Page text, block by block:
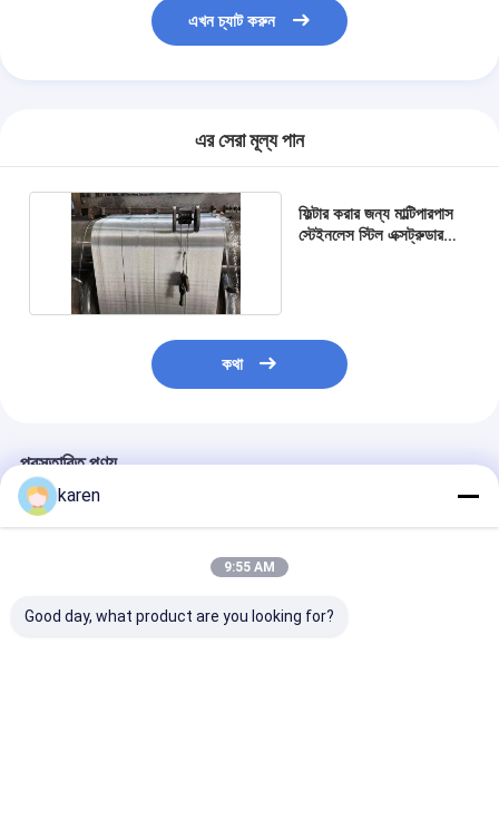
এখন চ্যাট করুন
এর সেরা মূল্য পান
ফিল্টার করার জন্য মাল্টিপারপাস
স্টেইনলেস স্টিল এক্সট্রুডার
কথা
প্রস্তাবিত পণ্য
karen
9:55 AM
Good day, what product are you looking for?